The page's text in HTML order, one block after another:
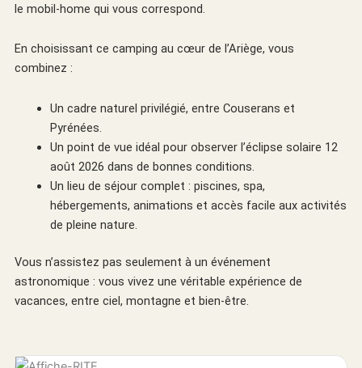
le mobil-home qui vous correspond.
En choisissant ce camping au cœur de l’Ariège, vous
combinez :
Un cadre naturel privilégié, entre Couserans et
Pyrénées.
Un point de vue idéal pour observer l’éclipse solaire 12
août 2026 dans de bonnes conditions.
Un lieu de séjour complet : piscines, spa,
hébergements, animations et accès facile aux activités
de pleine nature.
Vous n’assistez pas seulement à un événement
astronomique : vous vivez une véritable expérience de
vacances, entre ciel, montagne et bien-être.